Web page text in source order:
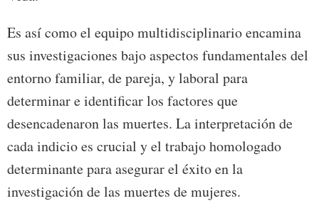
Es así como el equipo multidisciplinario encamina
sus investigaciones bajo aspectos fundamentales del
entorno familiar, de pareja, y laboral para
determinar e identificar los factores que
desencadenaron las muertes. La interpretación de
cada indicio es crucial y el trabajo homologado
determinante para asegurar el éxito en la
investigación de las muertes de mujeres.